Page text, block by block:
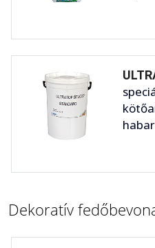
Dekoratív